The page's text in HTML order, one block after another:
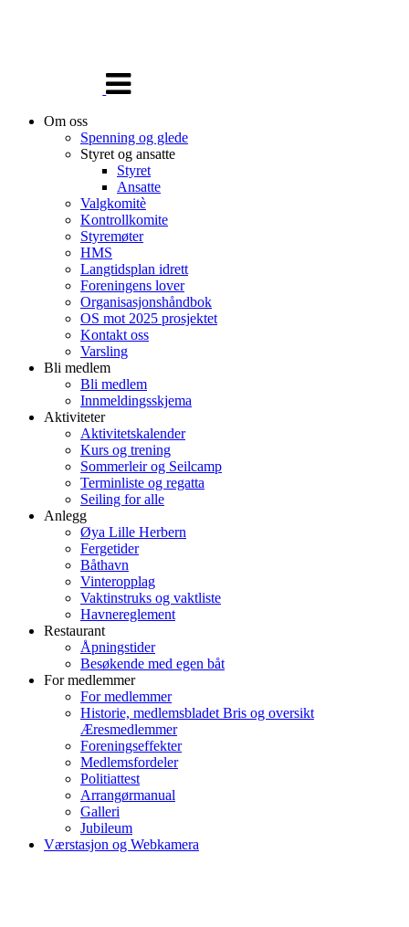
navigasjon
Om oss
Spenning og glede
Styret og ansatte
Styret
Ansatte
Valgkomitè
Kontrollkomite
Styremøter
HMS
Langtidsplan idrett
Foreningens lover
Organisasjonshåndbok
OS mot 2025 prosjektet
Kontakt oss
Varsling
Bli medlem
Bli medlem
Innmeldingsskjema
Aktiviteter
Aktivitetskalender
Kurs og trening
Sommerleir og Seilcamp
Terminliste og regatta
Seiling for alle
Anlegg
Øya Lille Herbern
Fergetider
Båthavn
Vinteropplag
Vaktinstruks og vaktliste
Havnereglement
Restaurant
Åpningstider
Besøkende med egen båt
For medlemmer
For medlemmer
Historie, medlemsbladet Bris og oversikt
Æresmedlemmer
Foreningseffekter
Medlemsfordeler
Politiattest
Arrangørmanual
Galleri
Jubileum
Værstasjon og Webkamera